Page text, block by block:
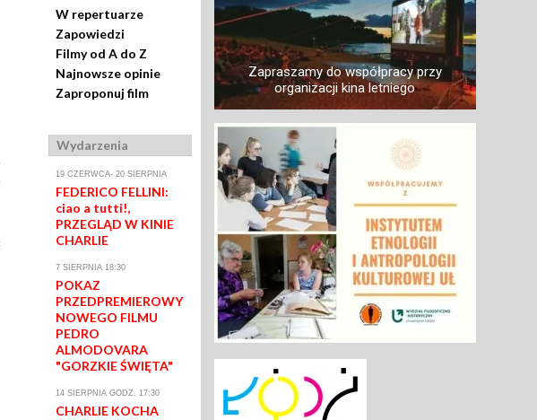
W repertuarze
Zapowiedzi
Filmy od A do Z
Najnowsze opinie
Zaproponuj film
Wydarzenia
19 CZERWCA- 20 SIERPNIA
FEDERICO FELLINI:
ciao a tutti!,
PRZEGLĄD W KINIE
CHARLIE
7 SIERPNIA 18:30
POKAZ
PRZEDPREMIEROWY
NOWEGO FILMU
PEDRO
ALMODOVARA
"GORZKIE ŚWIĘTA"
14 SIERPNIA GODZ. 17:30
CHARLIE KOCHA
Zapraszamy do współpracy przy
organizacji kina letniego